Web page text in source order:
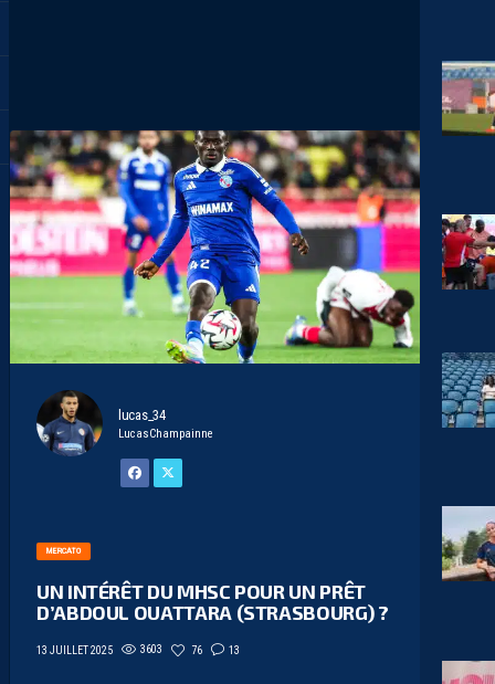
lucas_34
LucasChampainne
MERCATO
UN INTÉRÊT DU MHSC POUR UN PRÊT
D’ABDOUL OUATTARA (STRASBOURG) ?
13 JUILLET 2025 3603 76 13